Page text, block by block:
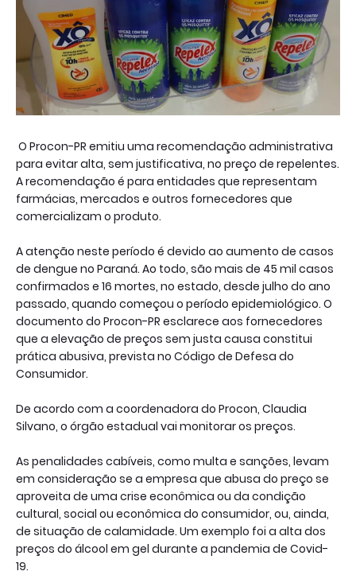
O Procon-PR emitiu uma recomendação administrativa
para evitar alta, sem justificativa, no preço de repelentes.
A recomendação é para entidades que representam
farmácias, mercados e outros fornecedores que
comercializam o produto.
A atenção neste período é devido ao aumento de casos
de dengue no Paraná. Ao todo, são mais de 45 mil casos
confirmados e 16 mortes, no estado, desde julho do ano
passado, quando começou o período epidemiológico. O
documento do Procon-PR esclarece aos fornecedores
que a elevação de preços sem justa causa constitui
prática abusiva, prevista no Código de Defesa do
Consumidor.
De acordo com a coordenadora do Procon, Claudia
Silvano, o órgão estadual vai monitorar os preços.
As penalidades cabíveis, como multa e sanções, levam
em consideração se a empresa que abusa do preço se
aproveita de uma crise econômica ou da condição
cultural, social ou econômica do consumidor, ou, ainda,
de situação de calamidade. Um exemplo foi a alta dos
preços do álcool em gel durante a pandemia de Covid-
19.